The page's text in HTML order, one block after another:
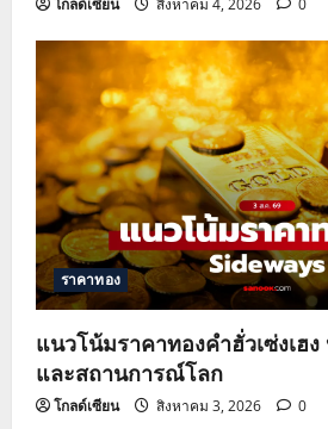
ราคาทอง
แนวโน้มราคาทองคำฮั่วเซ่งเฮ
และสถานการณ์โลก
โกลด์เซียน สิงหาคม 3, 2026 0